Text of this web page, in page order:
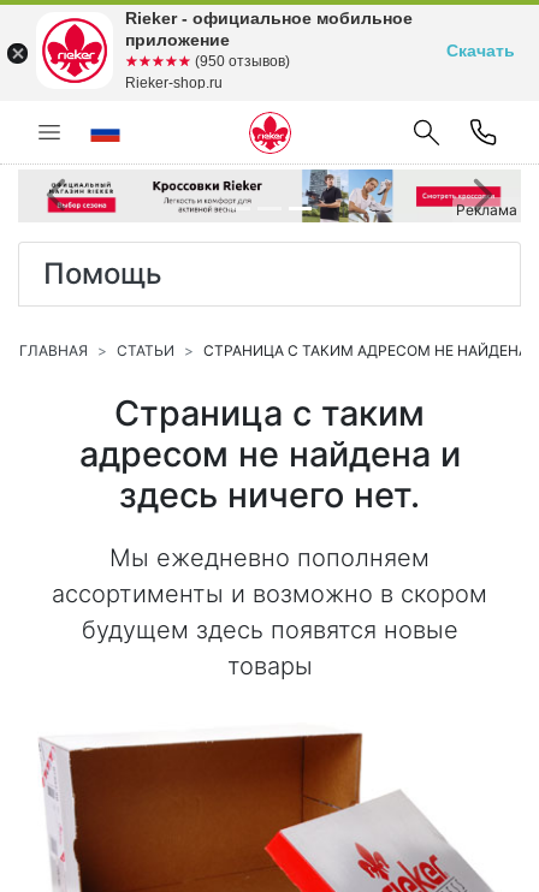
Реклама
Предыдущий
Помощь
ГЛАВНАЯ СТАТЬИ СТРАНИЦА С ТАКИМ АДРЕСОМ НЕ НАЙДЕНА
Страница с таким
адресом не найдена и
здесь ничего нет.
Мы ежедневно пополняем
ассортименты и возможно в скором
будущем здесь появятся новые
товары
Rieker - официальное мобильное
приложение
☆☆☆☆☆
★★★★★ (950 отзывов)
Rieker-shop.ru
Скачать